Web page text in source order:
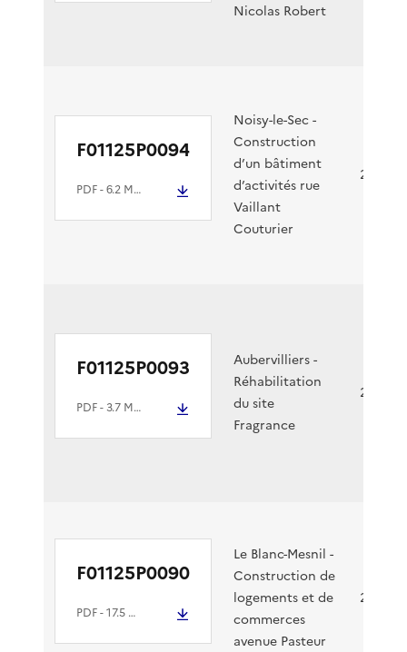
Nicolas Robert
F01125P0094
PDF- 6.2 Mio
Noisy-le-Sec -
Construction
d’un bâtiment
d’activités rue
Vaillant
Couturier
26/05/
F01125P0093
PDF- 3.7 Mio
Aubervilliers -
Réhabilitation
du site
Fragrance
23/05/
F01125P0090
PDF- 17.5 Mio
Le Blanc-Mesnil -
Construction de
logements et de
commerces
avenue Pasteur
20/05/